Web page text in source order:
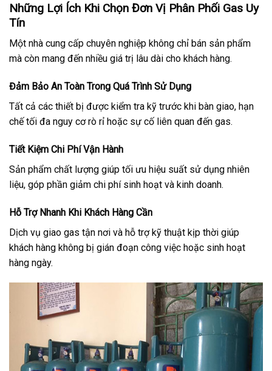
Những Lợi Ích Khi Chọn Đơn Vị Phân Phối Gas Uy
Tín
Một nhà cung cấp chuyên nghiệp không chỉ bán sản phẩm
mà còn mang đến nhiều giá trị lâu dài cho khách hàng.
Đảm Bảo An Toàn Trong Quá Trình Sử Dụng
Tất cả các thiết bị được kiểm tra kỹ trước khi bàn giao, hạn
chế tối đa nguy cơ rò rỉ hoặc sự cố liên quan đến gas.
Tiết Kiệm Chi Phí Vận Hành
Sản phẩm chất lượng giúp tối ưu hiệu suất sử dụng nhiên
liệu, góp phần giảm chi phí sinh hoạt và kinh doanh.
Hỗ Trợ Nhanh Khi Khách Hàng Cần
Dịch vụ giao gas tận nơi và hỗ trợ kỹ thuật kịp thời giúp
khách hàng không bị gián đoạn công việc hoặc sinh hoạt
hàng ngày.